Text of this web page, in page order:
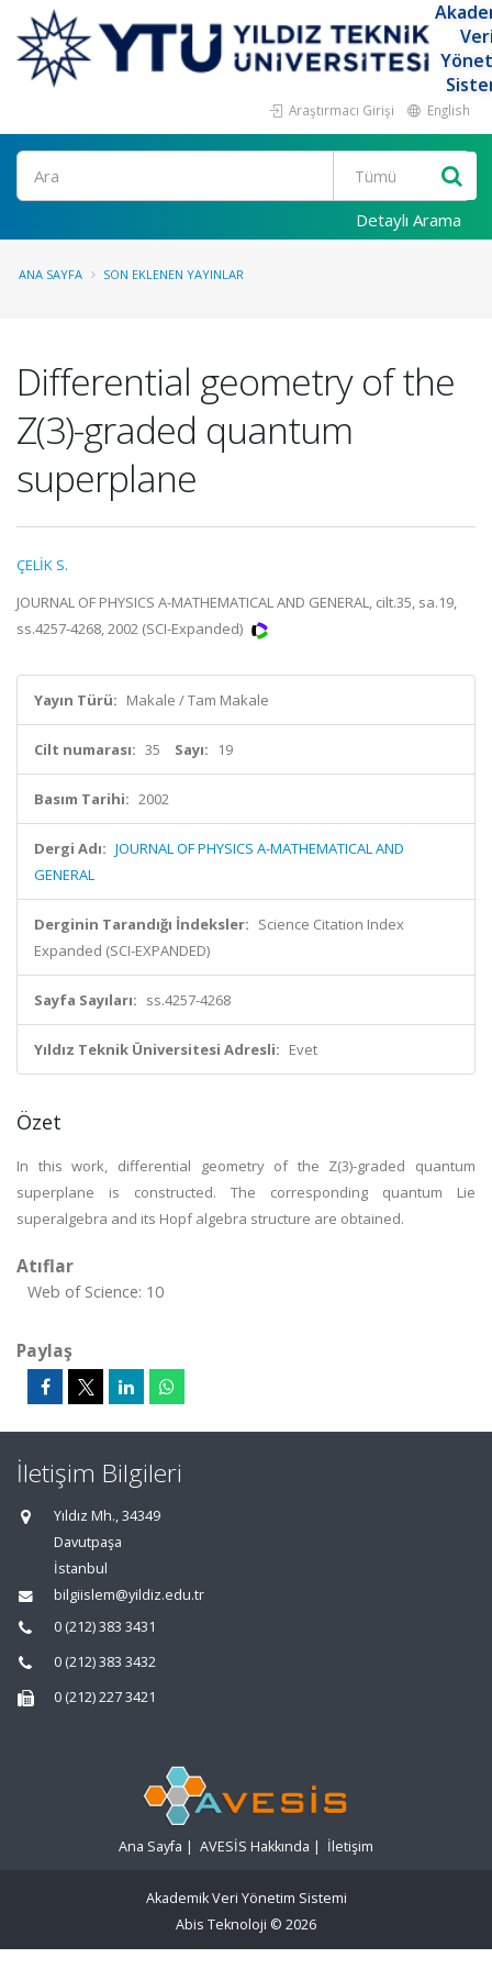
Araştırmacı Girişi English
Ara
Detaylı Arama
ANA SAYFA SON EKLENEN YAYINLAR
Differential geometry of the
Z(3)-graded quantum
superplane
ÇELİK S.
JOURNAL OF PHYSICS A-MATHEMATICAL AND GENERAL, cilt.35, sa.19,
ss.4257-4268, 2002 (SCI-Expanded)
Yayın Türü: Makale / Tam Makale
Cilt numarası: 35 Sayı: 19
Basım Tarihi: 2002
Dergi Adı: JOURNAL OF PHYSICS A-MATHEMATICAL AND
GENERAL
Derginin Tarandığı İndeksler: Science Citation Index
Expanded (SCI-EXPANDED)
Sayfa Sayıları: ss.4257-4268
Yıldız Teknik Üniversitesi Adresli: Evet
Özet
In this work, differential geometry of the Z(3)-graded quantum
superplane is constructed. The corresponding quantum Lie
superalgebra and its Hopf algebra structure are obtained.
Atıflar
Web of Science: 10
Paylaş
İletişim Bilgileri
Yıldız Mh., 34349
Davutpaşa
İstanbul
bilgiislem@yildiz.edu.tr
0 (212) 383 3431
0 (212) 383 3432
0 (212) 227 3421
Ana Sayfa | AVESİS Hakkında | İletişim
Akademik Veri Yönetim Sistemi
Abis Teknoloji © 2026